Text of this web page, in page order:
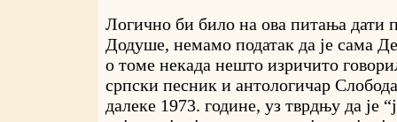
Логично би било на ова питања дати
Додуше, немамо податак да је сама
о томе некада нешто изричито
српски песник и антологичар
далеке 1973. године, уз тврдњу да је